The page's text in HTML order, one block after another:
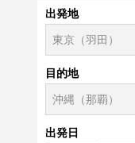
出発地
目的地
出発日